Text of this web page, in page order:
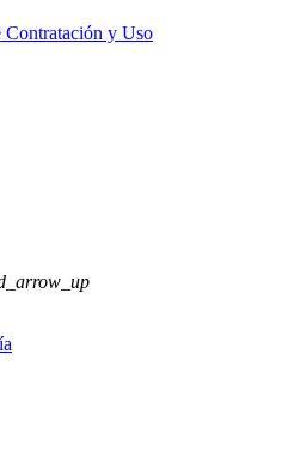
Contratación y Uso